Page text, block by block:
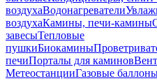
воздухаВодонагреватели
воздухаКамины, печи-камины
завесыТепловые
пушкиБиокамины
печиПорталы для каминов
МетеостанцииГазовые